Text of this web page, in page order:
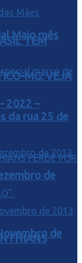
TEM
MG; VEJA
Maio mês
2022 –
da rua 25 de
de
de